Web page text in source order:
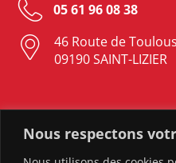
Nous respectons
05 61 96 08 38
46 Route de
09190 SAINT-LIZIER
LAVELANET
Nous contacter